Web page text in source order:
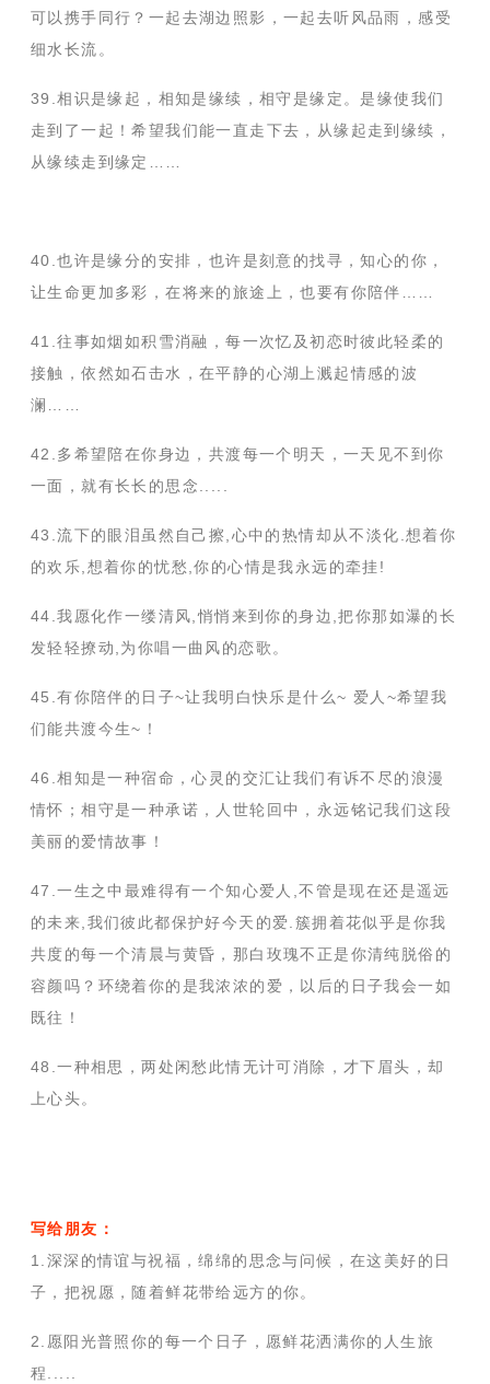
可以携手同行？一起去湖边照影，一起去听风品雨，感受
细水长流。
39.相识是缘起，相知是缘续，相守是缘定。是缘使我们
走到了一起！希望我们能一直走下去，从缘起走到缘续，
从缘续走到缘定……
40.也许是缘分的安排，也许是刻意的找寻，知心的你，
让生命更加多彩，在将来的旅途上，也要有你陪伴……
41.往事如烟如积雪消融，每一次忆及初恋时彼此轻柔的
接触，依然如石击水，在平静的心湖上溅起情感的波
澜……
42.多希望陪在你身边，共渡每一个明天，一天见不到你
一面，就有长长的思念.....
43.流下的眼泪虽然自己擦,心中的热情却从不淡化.想着你
的欢乐,想着你的忧愁,你的心情是我永远的牵挂!
44.我愿化作一缕清风,悄悄来到你的身边,把你那如瀑的长
发轻轻撩动,为你唱一曲风的恋歌。
45.有你陪伴的日子~让我明白快乐是什么~ 爱人~希望我
们能共渡今生~！
46.相知是一种宿命，心灵的交汇让我们有诉不尽的浪漫
情怀；相守是一种承诺，人世轮回中，永远铭记我们这段
美丽的爱情故事！
47.一生之中最难得有一个知心爱人,不管是现在还是遥远
的未来,我们彼此都保护好今天的爱.簇拥着花似乎是你我
共度的每一个清晨与黄昏，那白玫瑰不正是你清纯脱俗的
容颜吗？环绕着你的是我浓浓的爱，以后的日子我会一如
既往！
48.一种相思，两处闲愁此情无计可消除，才下眉头，却
上心头。
写给朋友：
1.深深的情谊与祝福，绵绵的思念与问候，在这美好的日
子，把祝愿，随着鲜花带给远方的你。
2.愿阳光普照你的每一个日子，愿鲜花洒满你的人生旅
程.....